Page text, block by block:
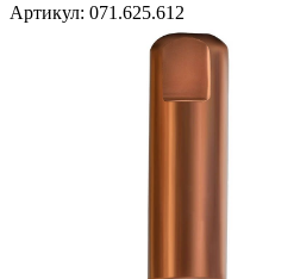
Артикул: 071.625.612